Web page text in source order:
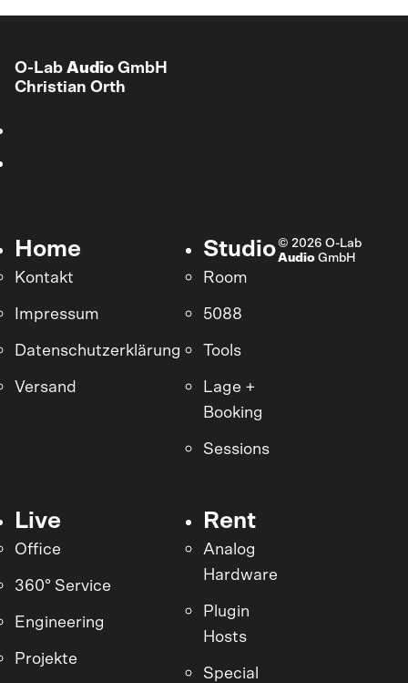
O-Lab Audio GmbH
Christian Orth
Home
Kontakt
Impressum
Datenschutzerklärung
Versand
Studio
Room
5088
Tools
Lage +
Booking
Sessions
Live
Office
360° Service
Engineering
Projekte
Rent
Analog
Hardware
Plugin
Hosts
Special
© 2026 O-Lab
Audio GmbH